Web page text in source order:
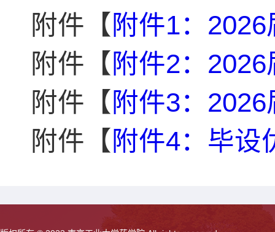
附件【 附件1：
附件【 附件2：
附件【 附件3：
附件【 附件4：毕设